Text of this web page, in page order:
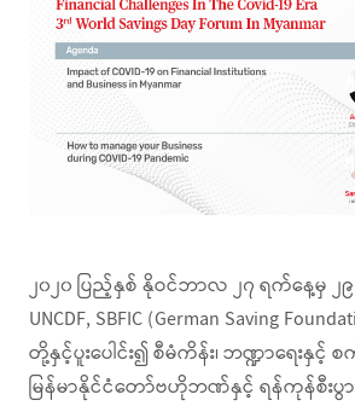
၂၀၂၀ ပြည့်နှစ် နိုဝင်ဘာလ ၂၇ ရက်နေ့မှ ၂
UNCDF, SBFIC (German Saving
တို့နှင့်ပူးပေါင်း၍ စီမံကိန်း၊ ဘဏ္ဍာရေးနှင့် စ
မြန်မာနိုင်ငံတော်ဗဟိုဘဏ်နှင့် ရန်ကုန်စီးပွ